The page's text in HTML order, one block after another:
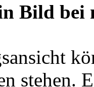
Bild bei
stehen.